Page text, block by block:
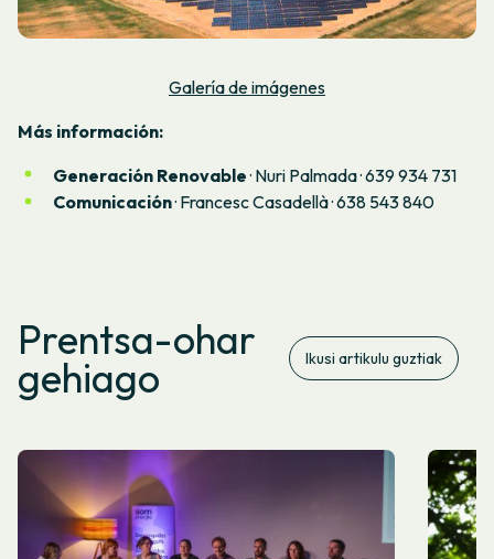
Galería de imágenes
Más información:
Generación Renovable· Nuri Palmada · 639 934 731
Comunicación· Francesc Casadellà · 638 543 840
Prentsa-ohar
gehiago Ikusi artikulu guztiak